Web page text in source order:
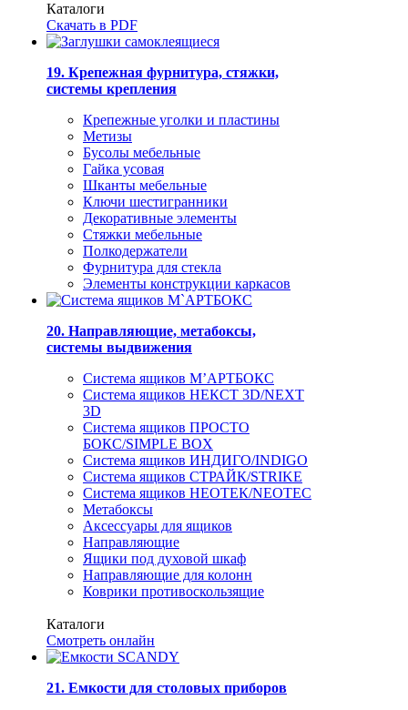
Каталоги
Скачать в PDF
19. Крепежная фурнитура, стяжки,
системы крепления
Крепежные уголки и пластины
Метизы
Бусолы мебельные
Гайка усовая
Шканты мебельные
Ключи шестигранники
Декоративные элементы
Стяжки мебельные
Полкодержатели
Фурнитура для стекла
Элементы конструкции каркасов
20. Направляющие, метабоксы,
системы выдвижения
Система ящиков М’АРТБОКС
Система ящиков НЕКСТ 3D/NEXT
3D
Система ящиков ПРОСТО
БОКС/SIMPLE BOX
Система ящиков ИНДИГО/INDIGO
Система ящиков СТРАЙК/STRIKE
Система ящиков НЕОТЕК/NEOTEC
Метабоксы
Аксессуары для ящиков
Направляющие
Ящики под духовой шкаф
Направляющие для колонн
Коврики противоскользящие
Каталоги
Смотреть онлайн
21. Емкости для столовых приборов